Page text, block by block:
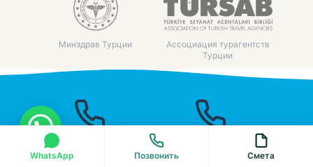
Минздрав Турции
Ассоциация турагентств
Турции
+90 242 323
+90 537
WhatsApp Позвонить Смета
Введите "Привет", чтобы связаться с нами по WhatsApp напрямую